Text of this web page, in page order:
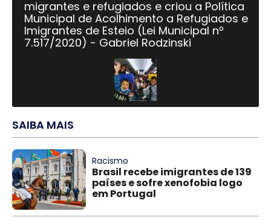
migrantes e refugiados e criou a Política
Municipal de Acolhimento a Refugiados e
Imigrantes de Esteio (Lei Municipal nº
7.517/2020) - Gabriel Rodzinski
SAIBA MAIS
Racismo
Brasil recebe imigrantes de 139
países e sofre xenofobia logo
em Portugal